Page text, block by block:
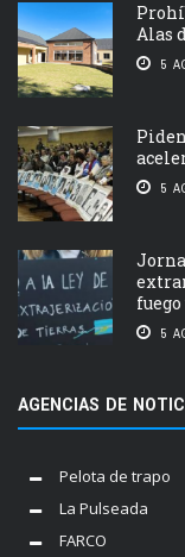
Alas
5
5
5
AGENCIAS DE
Pelota de trapo
La Pulseada
FARCO